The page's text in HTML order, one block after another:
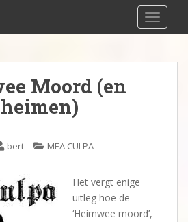
Moord (en
bert MEA CULPA
Het vergt enige
uitleg hoe de
‘Heimwee moord’,